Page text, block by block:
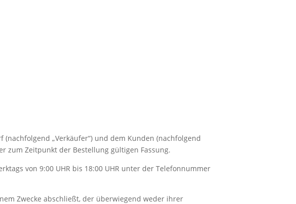
(nachfolgend „Verkäufer“) und dem Kunden (nachfolgend
zum Zeitpunkt der Bestellung gültigen Fassung.
von 9:00 UHR bis 18:00 UHR unter der Telefonnummer
Zwecke abschließt, der überwiegend weder ihrer